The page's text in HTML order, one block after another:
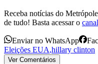
Receba notícias do
de tudo! Basta acessar o
Enviar no WhatsApp
Eleições EUA,hillary clinton
Ver Comentários